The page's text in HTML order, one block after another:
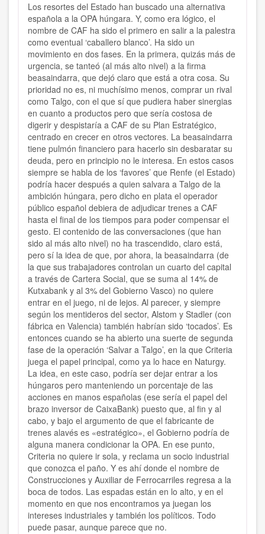
Los resortes del Estado han buscado una alternativa
española a la OPA húngara. Y, como era lógico, el
nombre de CAF ha sido el primero en salir a la palestra
como eventual ‘caballero blanco’. Ha sido un
movimiento en dos fases. En la primera, quizás más de
urgencia, se tanteó (al más alto nivel) a la firma
beasaindarra, que dejó claro que está a otra cosa. Su
prioridad no es, ni muchísimo menos, comprar un rival
como Talgo, con el que sí que pudiera haber sinergias
en cuanto a productos pero que sería costosa de
digerir y despistaría a CAF de su Plan Estratégico,
centrado en crecer en otros vectores. La beasaindarra
tiene pulmón financiero para hacerlo sin desbaratar su
deuda, pero en principio no le interesa. En estos casos
siempre se habla de los ‘favores’ que Renfe (el Estado)
podría hacer después a quien salvara a Talgo de la
ambición húngara, pero dicho en plata el operador
público español debiera de adjudicar trenes a CAF
hasta el final de los tiempos para poder compensar el
gesto. El contenido de las conversaciones (que han
sido al más alto nivel) no ha trascendido, claro está,
pero sí la idea de que, por ahora, la beasaindarra (de
la que sus trabajadores controlan un cuarto del capital
a través de Cartera Social, que se suma al 14% de
Kutxabank y al 3% del Gobierno Vasco) no quiere
entrar en el juego, ni de lejos. Al parecer, y siempre
según los mentideros del sector, Alstom y Stadler (con
fábrica en Valencia) también habrían sido ‘tocados’. Es
entonces cuando se ha abierto una suerte de segunda
fase de la operación ‘Salvar a Talgo’, en la que Criteria
juega el papel principal, como ya lo hace en Naturgy.
La idea, en este caso, podría ser dejar entrar a los
húngaros pero manteniendo un porcentaje de las
acciones en manos españolas (ese sería el papel del
brazo inversor de CaixaBank) puesto que, al fin y al
cabo, y bajo el argumento de que el fabricante de
trenes alavés es «estratégico», el Gobierno podría de
alguna manera condicionar la OPA. En ese punto,
Criteria no quiere ir sola, y reclama un socio industrial
que conozca el paño. Y es ahí donde el nombre de
Construcciones y Auxiliar de Ferrocarriles regresa a la
boca de todos. Las espadas están en lo alto, y en el
momento en que nos encontramos ya juegan los
intereses industriales y también los políticos. Todo
puede pasar, aunque parece que no.